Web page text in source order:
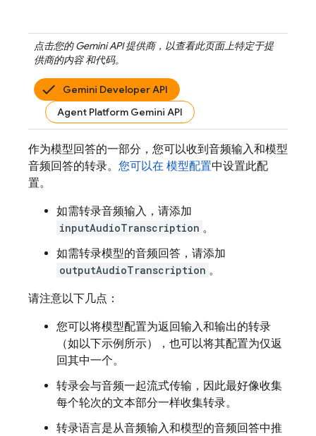
点击您的Gemini API提供商，以查看此页面上特定于提
供商的内容 和代码。
Gemini Developer API
Agent Platform Gemini API
作为模型回答的一部分，您可以收到音频输入和模型
音频回答的转录。 您可以在 模型配置中设置此配
置。
如需转录音频输入，请添加
inputAudioTranscription 。
如需转录模型的音频回答，请添加
outputAudioTranscription 。
请注意以下几点：
您可以将模型配置为返回输入和输出的转录
（如以下示例所示），也可以将其配置为仅返
回其中一个。
转录会与音频一起流式传输，因此最好像收集
每个轮次的文本部分一样收集转录。
转录语言是从音频输入和模型的音频回答中推